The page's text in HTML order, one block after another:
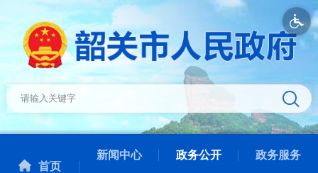
首页
新闻中心 政务公开 政务服务